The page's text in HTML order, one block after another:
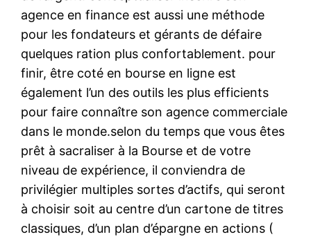
agence en finance est aussi une méthode
pour les fondateurs et gérants de défaire
quelques ration plus confortablement. pour
finir, être coté en bourse en ligne est
également l’un des outils les plus efficients
pour faire connaître son agence commerciale
dans le monde.selon du temps que vous êtes
prêt à sacraliser à la Bourse et de votre
niveau de expérience, il conviendra de
privilégier multiples sortes d’actifs, qui seront
à choisir soit au centre d’un cartone de titres
classiques, d’un plan d’épargne en actions (